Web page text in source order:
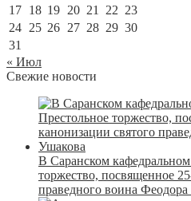
17 18 19 20 21 22 23
24 25 26 27 28 29 30
31
« Июл
Свежие новости
В Саранском
торжество, посвященное
праведного воина